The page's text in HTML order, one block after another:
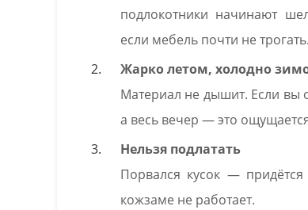
подлокотники начинают
если мебель почти не трогать.
Жарко летом, холодно
Материал не дышит. Если вы
а весь вечер — это
Нельзя подлатать
Порвался кусок —
кожзаме не работает.